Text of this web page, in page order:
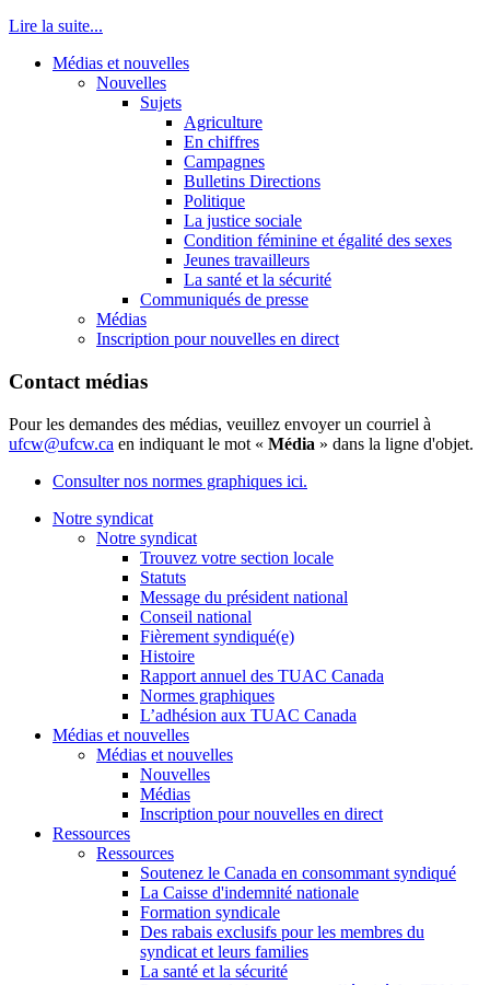
Lire la suite...
Médias et nouvelles
Nouvelles
Sujets
Agriculture
En chiffres
Campagnes
Bulletins Directions
Politique
La justice sociale
Condition féminine et égalité des sexes
Jeunes travailleurs
La santé et la sécurité
Communiqués de presse
Médias
Inscription pour nouvelles en direct
Contact médias
Pour les demandes des médias, veuillez envoyer un courriel à
ufcw@ufcw.ca en indiquant le mot « Média » dans la ligne d'objet.
Consulter nos normes graphiques ici.
Notre syndicat
Notre syndicat
Trouvez votre section locale
Statuts
Message du président national
Conseil national
Fièrement syndiqué(e)
Histoire
Rapport annuel des TUAC Canada
Normes graphiques
L’adhésion aux TUAC Canada
Médias et nouvelles
Médias et nouvelles
Nouvelles
Médias
Inscription pour nouvelles en direct
Ressources
Ressources
Soutenez le Canada en consommant syndiqué
La Caisse d'indemnité nationale
Formation syndicale
Des rabais exclusifs pour les membres du
syndicat et leurs families
La santé et la sécurité